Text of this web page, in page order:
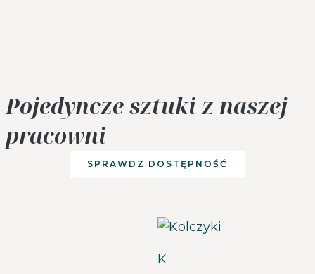
Pojedyncze sztuki z naszej
pracowni
SPRAWDZ DOSTĘPNOŚĆ
K